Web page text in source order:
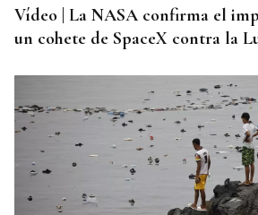
Vídeo | La NASA confirma el
un cohete de SpaceX contra la